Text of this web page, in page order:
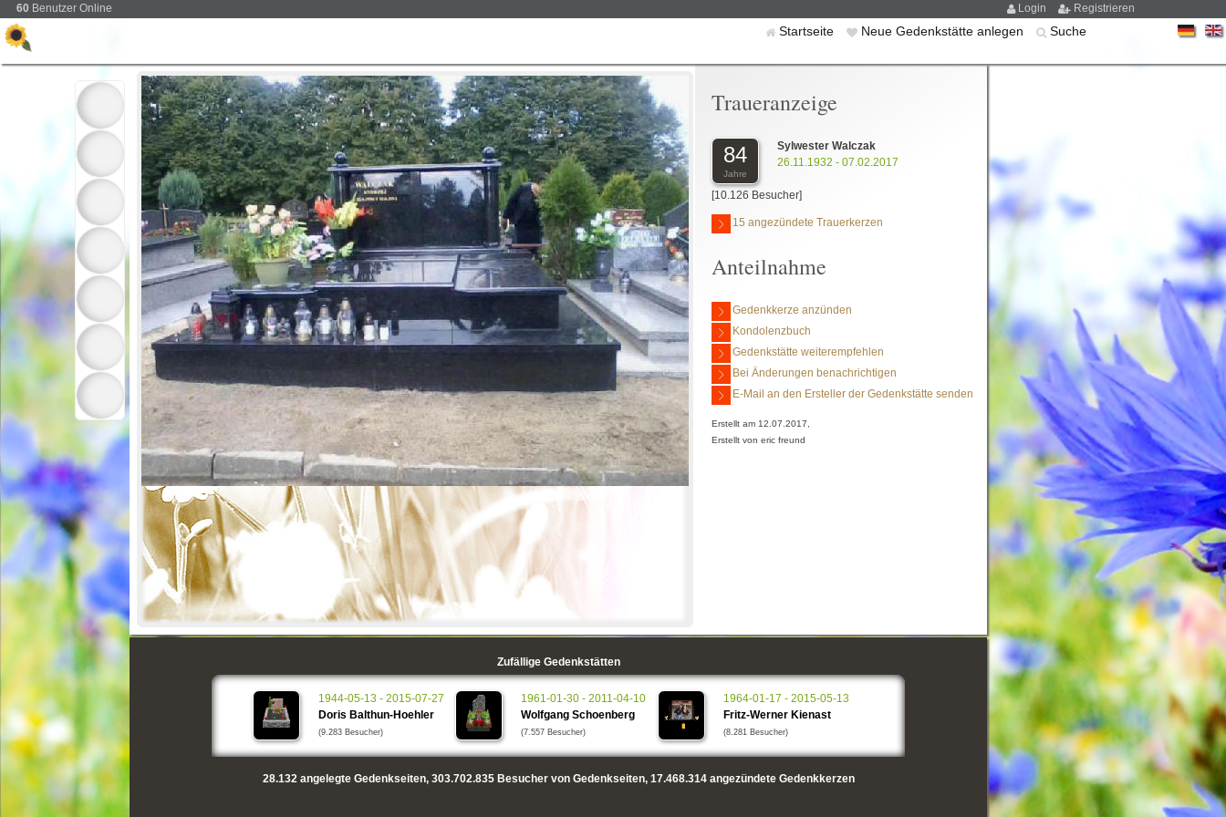
60 Benutzer Online Login Registrieren
Startseite Neue Gedenkstätte anlegen Suche
Traueranzeige
84
Jahre
Sylwester Walczak
26.11.1932 - 07.02.2017
[10.126 Besucher]
15 angezündete Trauerkerzen
Anteilnahme
Gedenkkerze anzünden
Kondolenzbuch
Gedenkstätte weiterempfehlen
Bei Änderungen benachrichtigen
E-Mail an den Ersteller der Gedenkstätte senden
Erstellt am 12.07.2017,
Erstellt von eric freund
Zufällige Gedenkstätten
1944-05-13 - 2015-07-27
Doris Balthun-Hoehler
(9.283 Besucher)
1961-01-30 - 2011-04-10
Wolfgang Schoenberg
(7.557 Besucher)
1964-01-17 - 2015-05-13
Fritz-Werner Kienast
(8.281 Besucher)
28.132angelegte Gedenkseiten, 303.702.835Besucher von Gedenkseiten, 17.468.314angezündete Gedenkkerzen